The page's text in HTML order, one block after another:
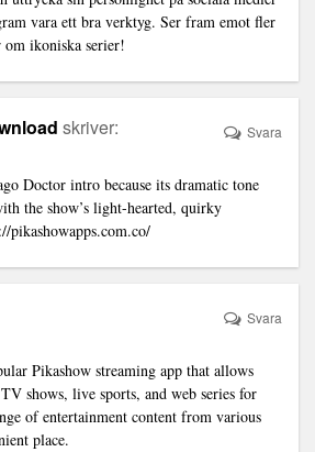
vara ett bra verktyg. Ser fram emot fler
om ikoniska serier!
skriver:
Doctor intro because its dramatic tone
the show’s light-hearted, quirky
pikashowapps.com.co/
Svara
Pikashow streaming app that allows
shows, live sports, and web series for
of entertainment content from various
place.
Svara